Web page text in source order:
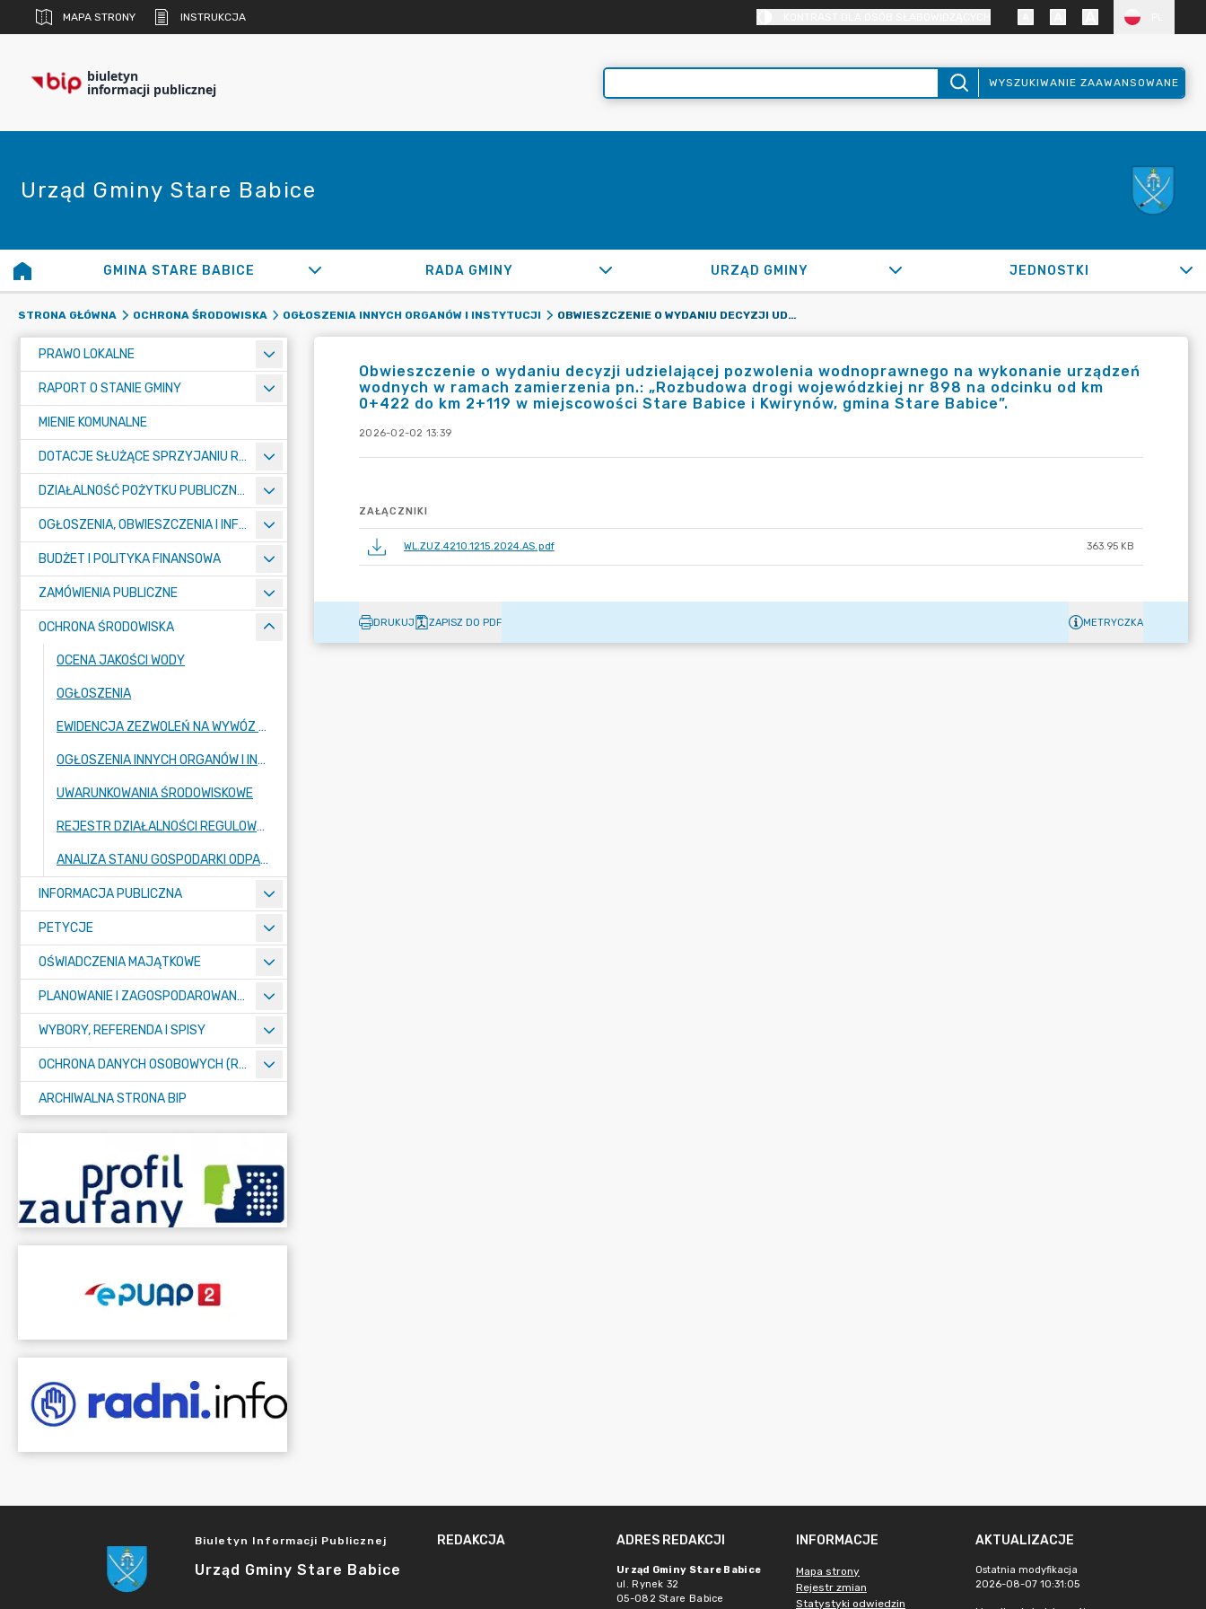
MAPA STRONY INSTRUKCJA
biuletyn
informacji publicznej WYSZUKIWANIE ZAAWANSOWANE
Urząd Gminy Stare Babice
GMINA STARE BABICE RADA GMINY URZĄD GMINY JEDNOSTKI
STRONA GŁÓWNA OCHRONA ŚRODOWISKA OGŁOSZENIA INNYCH ORGANÓW I INSTYTUCJI OBWIESZCZENIE O WYDANIU DECYZJI UDZIELAJĄCEJ POZWOLENIA WODNOPRAWNEGO NA WYKONANIE URZĄDZEŃ WODNYCH W RAMACH ZAMIERZENIA PN.: „ROZBUDOWA DROGI WOJEWÓDZKIEJ NR 898 NA ODCINKU OD KM 0+422 DO KM 2+119 W MIEJSCOWOŚCI STARE BABICE I KWIRYNÓW, GMINA STARE BABICE”.
PRAWO LOKALNE
RAPORT O STANIE GMINY
MIENIE KOMUNALNE
DOTACJE SŁUŻĄCE SPRZYJANIU ROZWOJOWI SPORTU
DZIAŁALNOŚĆ POŻYTKU PUBLICZNEGO I POMOC SPOŁECZNA – KONKURSY
OGŁOSZENIA, OBWIESZCZENIA I INFORMACJE
BUDŻET I POLITYKA FINANSOWA
ZAMÓWIENIA PUBLICZNE
OCHRONA ŚRODOWISKA
OCENA JAKOŚCI WODY
OGŁOSZENIA
EWIDENCJA ZEZWOLEŃ NA WYWÓZ NIECZYSTOŚCI PŁYNNYCH NA TERENIE GMINY STARE BABICE
OGŁOSZENIA INNYCH ORGANÓW I INSTYTUCJI
UWARUNKOWANIA ŚRODOWISKOWE
REJESTR DZIAŁALNOŚCI REGULOWANEJ
ANALIZA STANU GOSPODARKI ODPADAMI
INFORMACJA PUBLICZNA
PETYCJE
OŚWIADCZENIA MAJĄTKOWE
PLANOWANIE I ZAGOSPODAROWANIE PRZESTRZENNE
WYBORY, REFERENDA I SPISY
OCHRONA DANYCH OSOBOWYCH (RODO)
ARCHIWALNA STRONA BIP
Obwieszczenie o wydaniu decyzji udzielającej pozwolenia wodnoprawnego na wykonanie urządzeń
wodnych w ramach zamierzenia pn.: „Rozbudowa drogi wojewódzkiej nr 898 na odcinku od km
0+422 do km 2+119 w miejscowości Stare Babice i Kwirynów, gmina Stare Babice”.
2026-02-02 13:39
ZAŁĄCZNIKI
WL.ZUZ.4210.1215.2024.AS.pdf 363.95 KB
DRUKUJ ZAPISZ DO PDF METRYCZKA
Biuletyn Informacji Publicznej
Urząd Gminy Stare Babice
REDAKCJA ADRES REDAKCJI
Urząd Gminy Stare Babice
ul. Rynek 32
05-082 Stare Babice
INFORMACJE
Mapa strony
Rejestr zmian
Statystyki odwiedzin
AKTUALIZACJE
Ostatnia modyfikacja
2026-08-07 10:31:05